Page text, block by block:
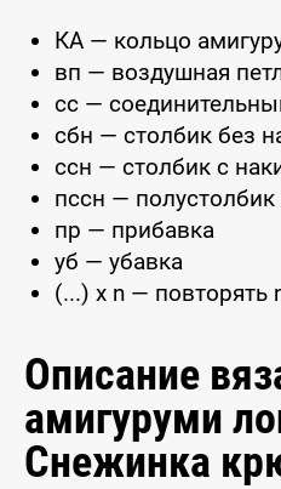
КА — кольцо
вп — воздушная
сс —
сбн — столбик без
ссн — столбик с
пссн —
пр — прибавка
уб — убавка
(...) x n — повторять
Описание
амигуруми
Снежинка